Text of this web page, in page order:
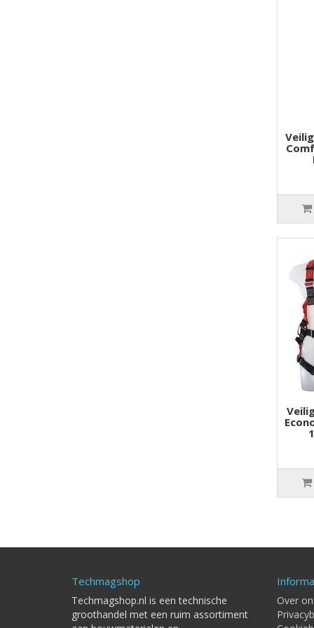
Techmagshop
Techmagshop.nl is een technische
groothandel met een ruim assortiment
Over